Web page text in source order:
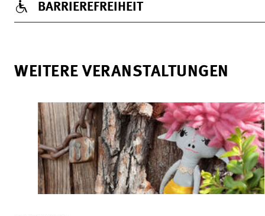
BARRIEREFREIHEIT
WEITERE VERANSTALTUNGEN